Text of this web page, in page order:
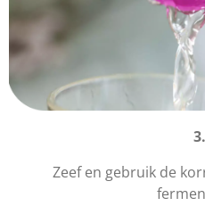
3.
Zeef en gebruik de